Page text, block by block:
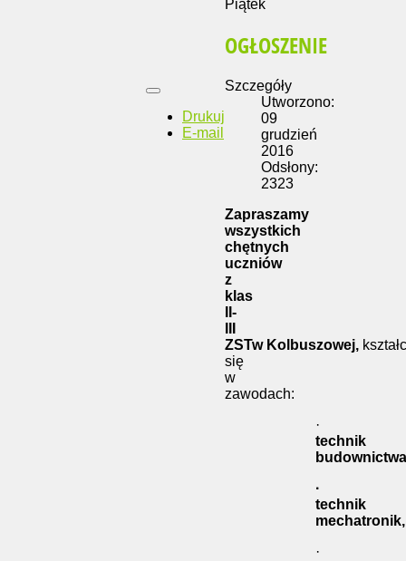
Piątek
OGŁOSZENIE
Drukuj
E-mail
Szczegóły
Utworzono:
09
grudzień
2016
Odsłony:
2323
Zapraszamy
wszystkich
chętnych
uczniów
z
klas
II-
ZSTw Kolbuszowej,
się
w
zawodach:
·
technik
·
technik
mechatronik,
·